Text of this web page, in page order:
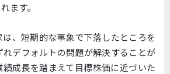
ます。
、短期的な事象で下落したところを
デフォルトの問題が解決することが
績成長を踏まえて目標株価に近づいた